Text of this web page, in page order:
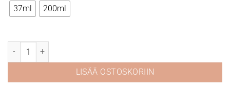
37ml 200ml
WN Winton öljyväri 317 Indian red määrä
LISÄÄ OSTOSKORIIN